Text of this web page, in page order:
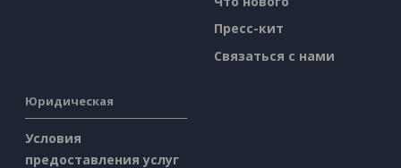
Пресс-кит
Связаться с нами
Юридическая
Условия
предоставления услуг